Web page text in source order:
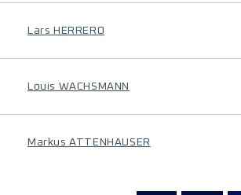
Lars HERRERO
Louis WACHSMANN
Markus ATTENHAUSER